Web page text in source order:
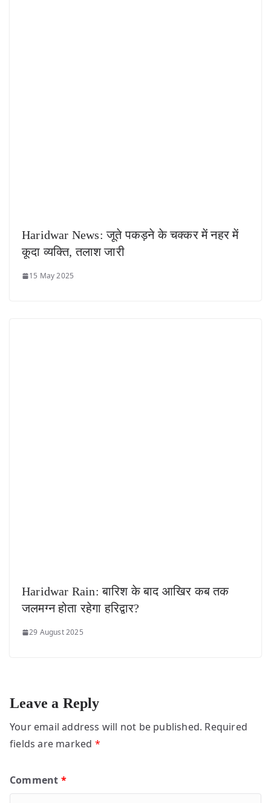
Haridwar News: जूते पकड़ने के चक्कर में नहर में
कूदा व्यक्ति, तलाश जारी
15 May 2025
Haridwar Rain: बारिश के बाद आखिर कब तक
जलमग्न होता रहेगा हरिद्वार?
29 August 2025
Leave a Reply
Your email address will not be published. Required
fields are marked *
Comment *